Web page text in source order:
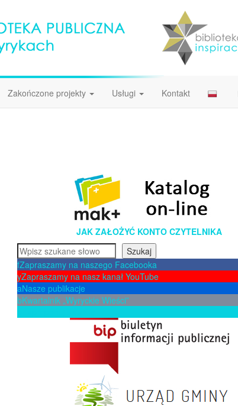
Zakończone projekty Usługi Kontakt
JAK ZAŁOŻYĆ KONTO CZYTELNIKA
Szukaj
Szukaj
fZapraszamy na naszego Facebooka
yZapraszamy na nasz kanał YouTube
aNasze publikacje
bKwartalnik „Wyryckie Wieści”